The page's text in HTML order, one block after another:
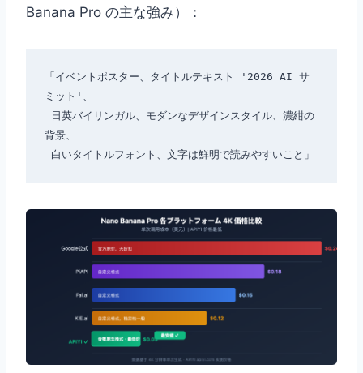
Banana Pro の主な強み）：
「イベントポスター、タイトルテキスト '2026 AI サ
ミット'、
背景、